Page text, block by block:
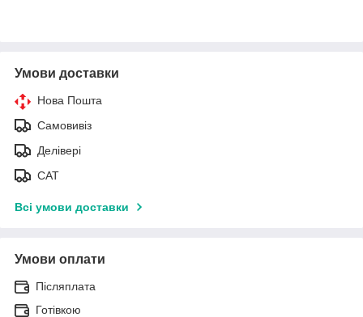
Умови доставки
Нова Пошта
Самовивіз
Делівері
САТ
Всі умови доставки
Умови оплати
Післяплата
Готівкою